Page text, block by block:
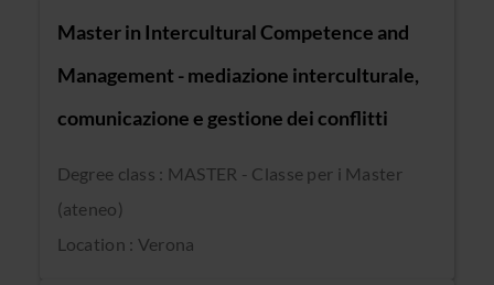
Master in Intercultural Competence and
Management - mediazione interculturale,
comunicazione e gestione dei conflitti
Degree class : MASTER - Classe per i Master
(ateneo)
Location : Verona